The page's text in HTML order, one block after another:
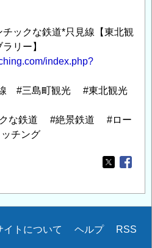
ックな鉄道*只見線【東北観
リー】
index.php?
線 #三島町観光 #東北観光
クな鉄道 #絶景鉄道 #ロー
チング
Opens in
イトについて ヘルプ RSS